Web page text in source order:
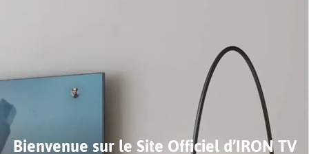
Bienvenue sur le Site Officiel d’IRON TV